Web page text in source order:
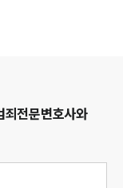
죄전문변호사와